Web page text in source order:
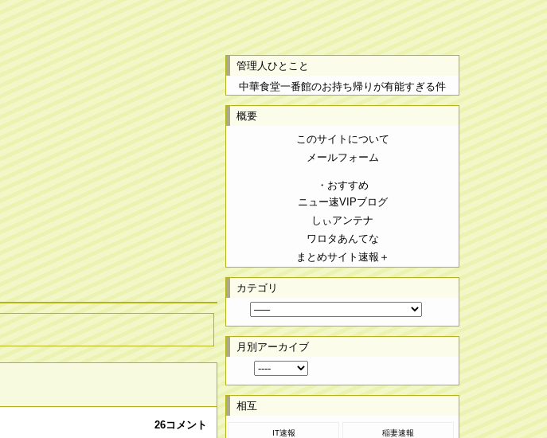
26コメント
管理人ひとこと
中華食堂一番館のお持ち帰りが有能すぎる件
概要
このサイトについて
メールフォーム
・おすすめ
ニュー速VIPブログ
しぃアンテナ
ワロタあんてな
まとめサイト速報＋
カテゴリ
月別アーカイブ
相互
IT速報 稲妻速報